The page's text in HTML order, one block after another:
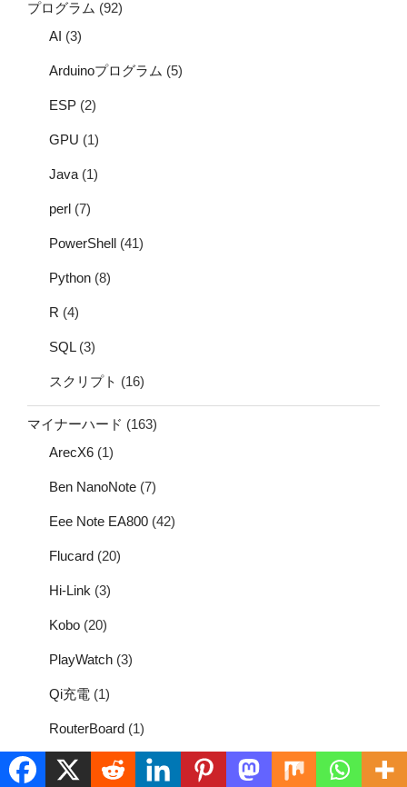
プログラム (92)
AI (3)
Arduinoプログラム (5)
ESP (2)
GPU (1)
Java (1)
perl (7)
PowerShell (41)
Python (8)
R (4)
SQL(3)
スクリプト (16)
マイナーハード (163)
ArecX6 (1)
Ben NanoNote (7)
Eee Note EA800 (42)
Flucard (20)
Hi-Link (3)
Kobo (20)
PlayWatch (3)
Qi充電 (1)
RouterBoard (1)
USB温度計(9)